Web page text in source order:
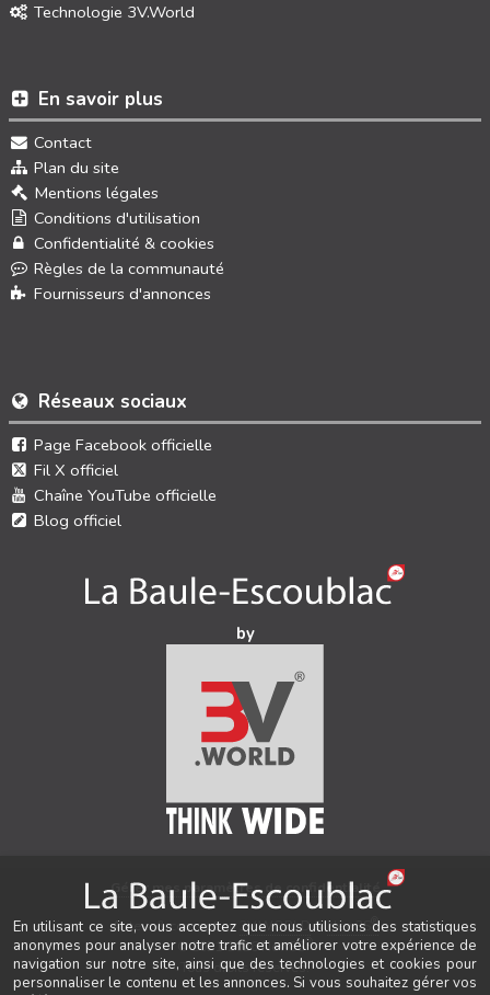
Réseaux sociaux
Page Facebook officielle
Fil X officiel
Chaîne YouTube officielle
Blog officiel
En savoir plus
Contact
Plan du site
Mentions légales
Conditions d'utilisation
Confidentialité & cookies
Règles de la communauté
Fournisseurs d'annonces
Technologie 3V.World
by
Gérer mes paramètres de confidentialité
Auteur & conception 3V.WORLD&New3S ®
© 2021-2026 New3S®
Tous droits réservés.
En utilisant ce site, vous acceptez que nous utilisions des statistiques
anonymes pour analyser notre trafic et améliorer votre expérience de
navigation sur notre site, ainsi que des technologies et cookies pour
personnaliser le contenu et les annonces. Si vous souhaitez gérer vos